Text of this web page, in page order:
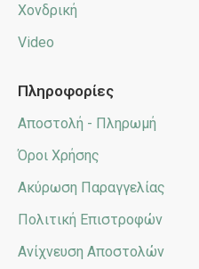
Χονδρική
Video
Πληροφορίες
Αποστολή - Πληρωμή
Όροι Χρήσης
Ακύρωση Παραγγελίας
Πολιτική Επιστροφών
Ανίχνευση Αποστολών